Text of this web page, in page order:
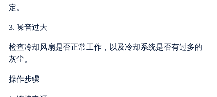
定。
3. 噪音过大
检查冷却风扇是否正常工作，以及冷却系统是否有过多的
灰尘。
操作步骤